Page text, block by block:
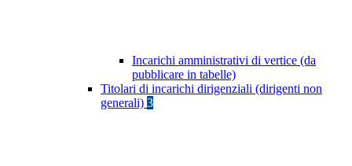
Incarichi amministrativi di vertice (da
pubblicare in tabelle)
Titolari di incarichi dirigenziali (dirigenti non
generali) 3